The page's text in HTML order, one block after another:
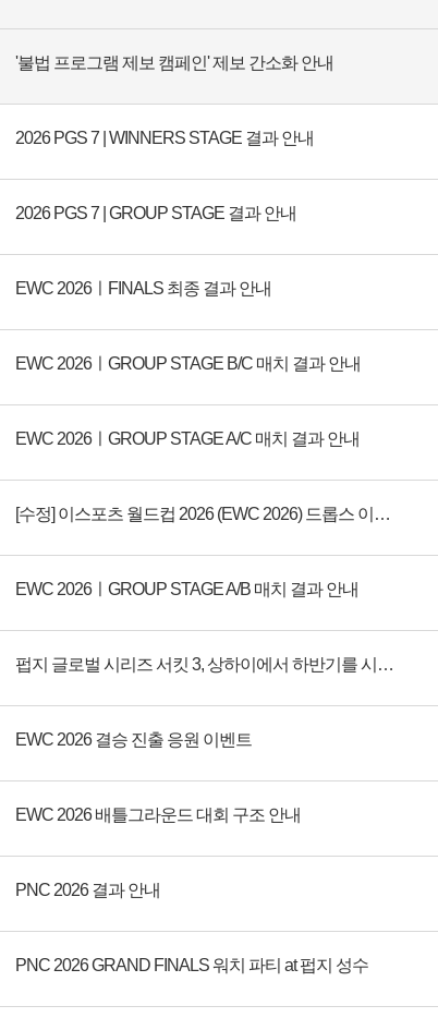
'불법 프로그램 제보 캠페인' 제보 간소화 안내
2026 PGS 7 | WINNERS STAGE 결과 안내
2026 PGS 7 | GROUP STAGE 결과 안내
EWC 2026ㅣFINALS 최종 결과 안내
EWC 2026ㅣGROUP STAGE B/C 매치 결과 안내
EWC 2026ㅣGROUP STAGE A/C 매치 결과 안내
[수정] 이스포츠 월드컵 2026 (EWC 2026) 드롭스 이벤트 안내
EWC 2026ㅣGROUP STAGE A/B 매치 결과 안내
펍지 글로벌 시리즈 서킷 3, 상하이에서 하반기를 시작합니다!
EWC 2026 결승 진출 응원 이벤트
EWC 2026 배틀그라운드 대회 구조 안내
PNC 2026 결과 안내
PNC 2026 GRAND FINALS 워치 파티 at 펍지 성수